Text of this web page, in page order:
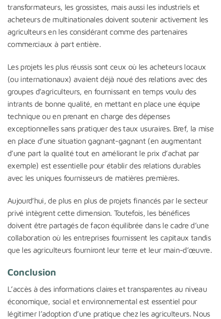
transformateurs, les grossistes, mais aussi les industriels et
acheteurs de multinationales doivent soutenir activement les
agriculteurs en les considérant comme des partenaires
commerciaux à part entière.
Les projets les plus réussis sont ceux où les acheteurs locaux
(ou internationaux) avaient déjà noué des relations avec des
groupes d’agriculteurs, en fournissant en temps voulu des
intrants de bonne qualité, en mettant en place une équipe
technique ou en prenant en charge des dépenses
exceptionnelles sans pratiquer des taux usuraires. Bref, la mise
en place d’une situation gagnant-gagnant (en augmentant
d’une part la qualité tout en améliorant le prix d’achat par
exemple) est essentielle pour établir des relations durables
avec les uniques fournisseurs de matières premières.
Aujourd’hui, de plus en plus de projets financés par le secteur
privé intègrent cette dimension. Toutefois, les bénéfices
doivent être partagés de façon équilibrée dans le cadre d’une
collaboration où les entreprises fournissent les capitaux tandis
que les agriculteurs fourniront leur terre et leur main-d’œuvre.
Conclusion
L’accès à des informations claires et transparentes au niveau
économique, social et environnemental est essentiel pour
légitimer l’adoption d’une pratique chez les agriculteurs. Nous